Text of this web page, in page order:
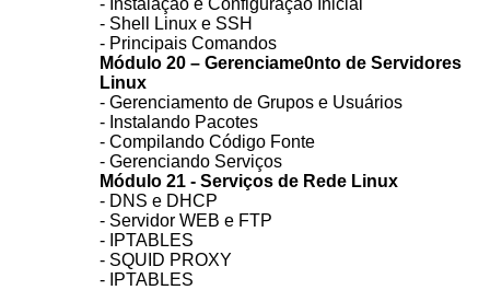
- Instalação e Configuração Inicial
- Shell Linux e SSH
- Principais Comandos
Módulo 20 – Gerenciame0nto de Servidores
Linux
- Gerenciamento de Grupos e Usuários
- Instalando Pacotes
- Compilando Código Fonte
- Gerenciando Serviços
Módulo 21 - Serviços de Rede Linux
- DNS e DHCP
- Servidor WEB e FTP
- IPTABLES
- SQUID PROXY
- IPTABLES